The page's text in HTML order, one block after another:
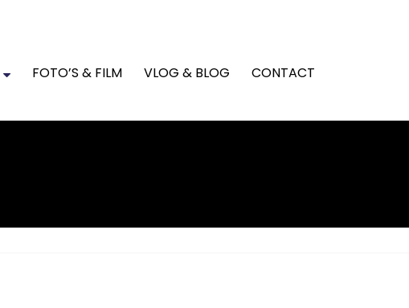
FOTO’S & FILM VLOG & BLOG CONTACT